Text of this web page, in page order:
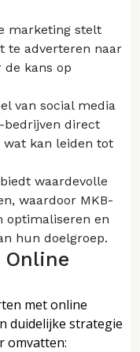
marketing stelt
te adverteren naar
de kans op
van social media
bedrijven direct
kan leiden tot
waardevolle
waardoor MKB-
optimaliseren en
hun doelgroep.
Online
met online
duidelijke strategie
omvatten: